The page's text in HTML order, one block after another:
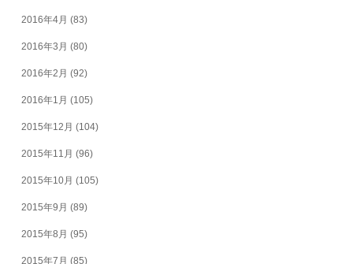
2016年4月 (83)
2016年3月 (80)
2016年2月 (92)
2016年1月 (105)
2015年12月 (104)
2015年11月 (96)
2015年10月 (105)
2015年9月 (89)
2015年8月 (95)
2015年7月 (85)